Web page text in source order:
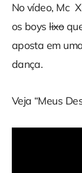
No vídeo, Mc
os boyslixo
aposta em
dança.
Veja “Meus